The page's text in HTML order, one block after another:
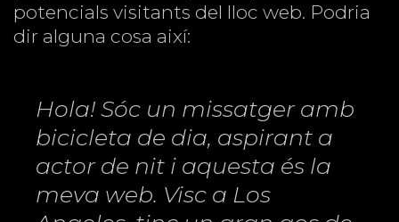
potencials visitants del lloc web. Podria
dir alguna cosa així:
Hola! Sóc un missatger amb
bicicleta de dia, aspirant a
actor de nit i aquesta és la
meva web. Visc a Los